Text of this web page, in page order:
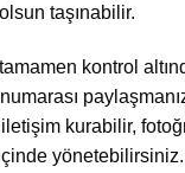
taşınabilir.
kontrol
kurabilir,
yönetebilirsiniz.